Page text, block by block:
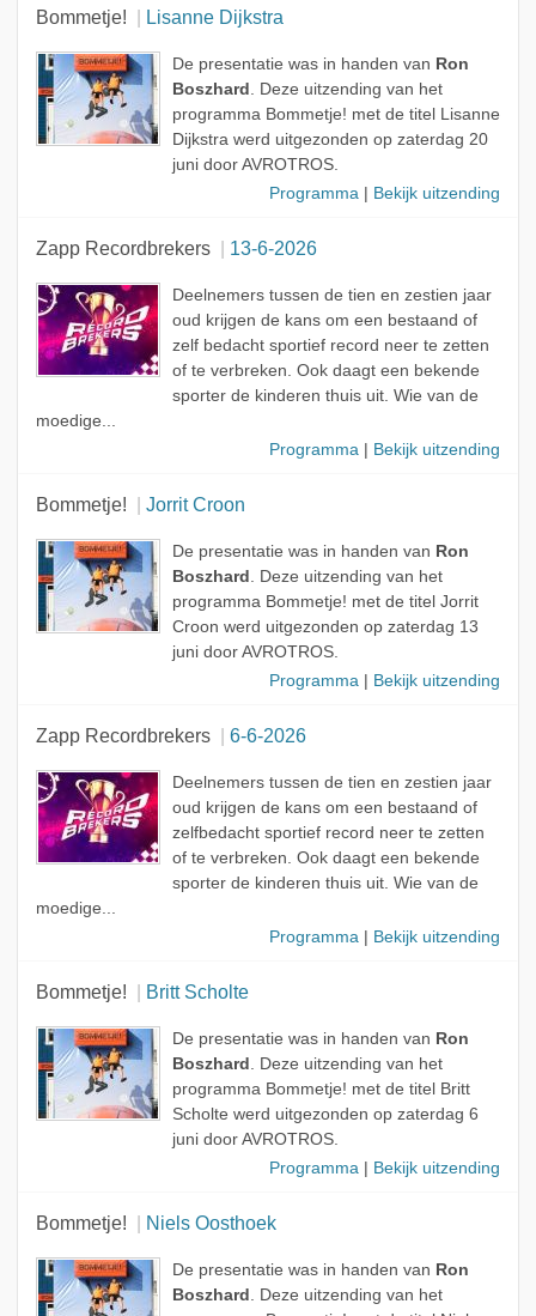
Bommetje! Lisanne Dijkstra
De presentatie was in handen van Ron
Boszhard . Deze uitzending van het
programma Bommetje! met de titel Lisanne
Dijkstra werd uitgezonden op zaterdag 20
juni door AVROTROS.
Programma
Bekijk uitzending
Zapp Recordbrekers 13-6-2026
Deelnemers tussen de tien en zestien jaar
oud krijgen de kans om een bestaand of
zelf bedacht sportief record neer te zetten
of te verbreken. Ook daagt een bekende
sporter de kinderen thuis uit. Wie van de
moedige...
Programma
Bekijk uitzending
Bommetje! Jorrit Croon
De presentatie was in handen van Ron
Boszhard . Deze uitzending van het
programma Bommetje! met de titel Jorrit
Croon werd uitgezonden op zaterdag 13
juni door AVROTROS.
Programma
Bekijk uitzending
Zapp Recordbrekers 6-6-2026
Deelnemers tussen de tien en zestien jaar
oud krijgen de kans om een bestaand of
zelfbedacht sportief record neer te zetten
of te verbreken. Ook daagt een bekende
sporter de kinderen thuis uit. Wie van de
moedige...
Programma
Bekijk uitzending
Bommetje! Britt Scholte
De presentatie was in handen van Ron
Boszhard . Deze uitzending van het
programma Bommetje! met de titel Britt
Scholte werd uitgezonden op zaterdag 6
juni door AVROTROS.
Programma
Bekijk uitzending
Bommetje! Niels Oosthoek
De presentatie was in handen van Ron
Boszhard . Deze uitzending van het